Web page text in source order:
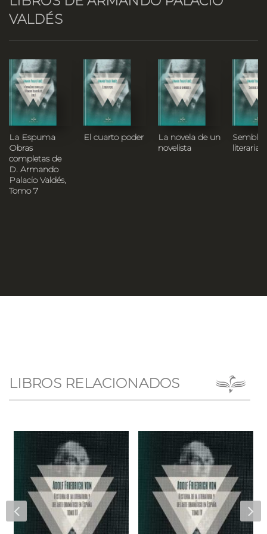
VALDÉS
La Espuma
Obras
completas de
D. Armando
Palacio Valdés,
Tomo 7
El cuarto poder
La novela de un
novelista
literarias
LIBROS RELACIONADOS